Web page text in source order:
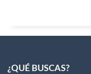
¿QUÉ BUSCAS?